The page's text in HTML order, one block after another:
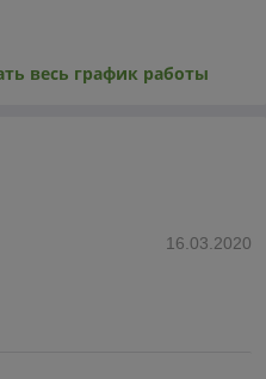
весь график работы
16.03.2020